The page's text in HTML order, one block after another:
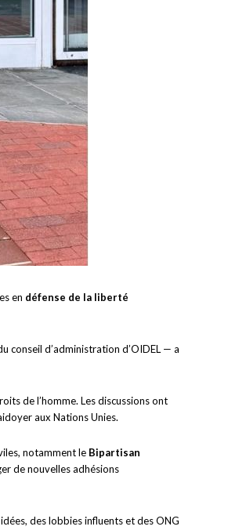
en défense de la liberté
conseil d’administration d’OIDEL — a
de l’homme. Les discussions ont
aux Nations Unies.
notamment le Bipartisan
de nouvelles adhésions
des lobbies influents et des ONG